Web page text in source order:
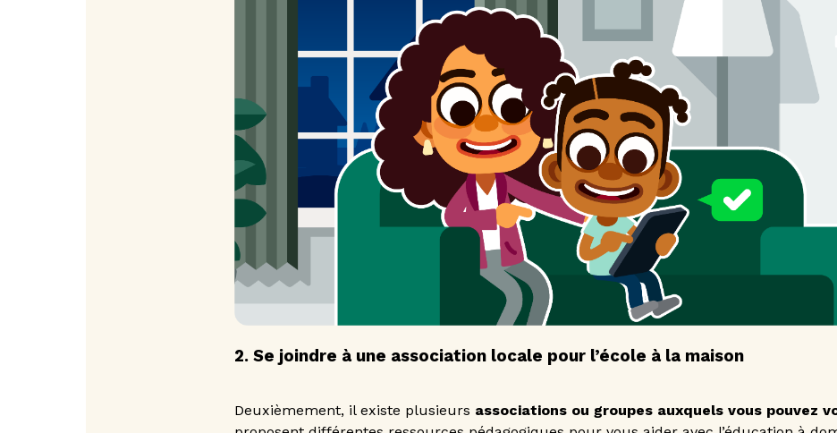
2. Se joindre à une association locale pour l’école à la maison
Deuxièmement, il existe plusieurs associations ou groupes auxquels vous pouvez